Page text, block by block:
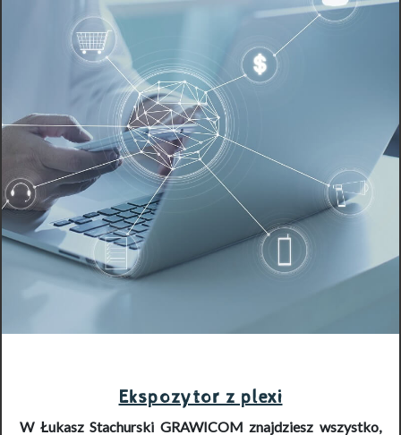
Ekspozytor z plexi
W Łukasz Stachurski GRAWICOM znajdziesz wszystko,